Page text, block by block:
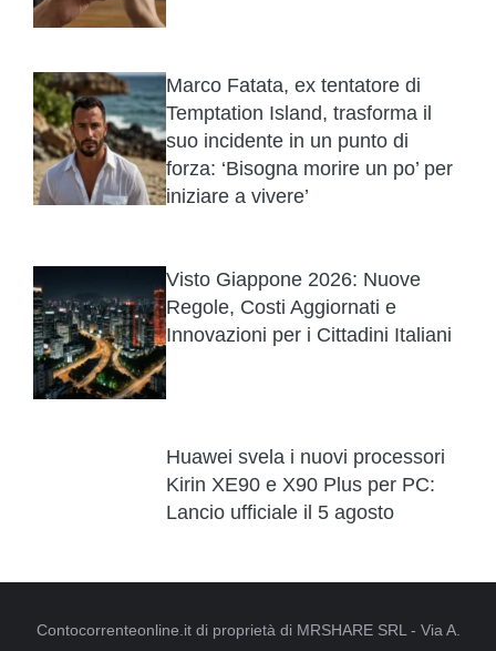
Marco Fatata, ex tentatore di
Temptation Island, trasforma il
suo incidente in un punto di
forza: ‘Bisogna morire un po’ per
iniziare a vivere’
Visto Giappone 2026: Nuove
Regole, Costi Aggiornati e
Innovazioni per i Cittadini Italiani
Huawei svela i nuovi processori
Kirin XE90 e X90 Plus per PC:
Lancio ufficiale il 5 agosto
Contocorrenteonline.it di proprietà di MRSHARE SRL - Via A.